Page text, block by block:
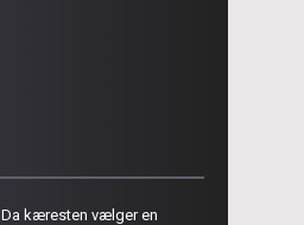
Da kæresten vælger en